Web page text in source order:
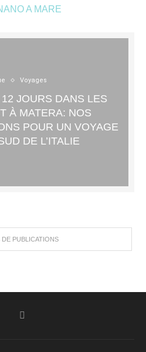
A MARE
Voyages
JOURS DANS LES
À MATERA: NOS
POUR UN VOYAGE
DE L’ITALIE
PUBLICATIONS